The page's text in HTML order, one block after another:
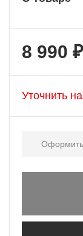
8 990 ₽
Уточнить
Оформить